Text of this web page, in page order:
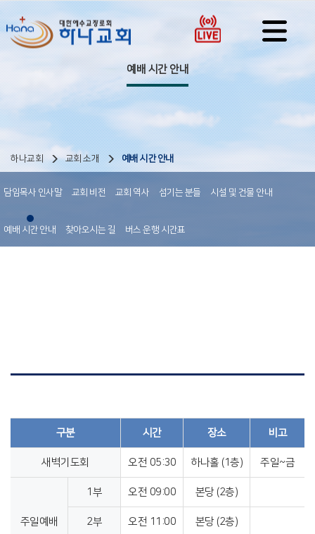
예배 시간 안내
하나교회 교회 소개 예배 시간 안내
담임목사 인사말 교회 비전 교회 역사 섬기는 분들 시설 및 건물 안내
예배 시간 안내 찾아오시는 길 버스 운행 시간표
구분 시간 장소 비고
새벽기도회 오전 05:30 하나홀 (1층) 주일~금
주일예배
1부 오전 09:00 본당 (2층)
2부 오전 11:00 본당 (2층)